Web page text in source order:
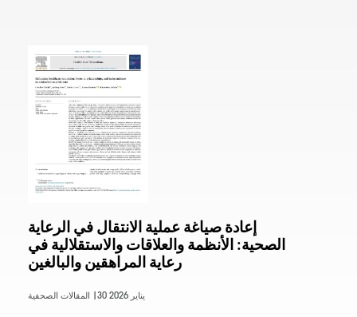
إعادة صياغة عملية الانتقال في الرعاية
الصحية: الأنظمة والعلاقات والاستقلالية في
رعاية المراهقين والبالغين
30 يناير 2026